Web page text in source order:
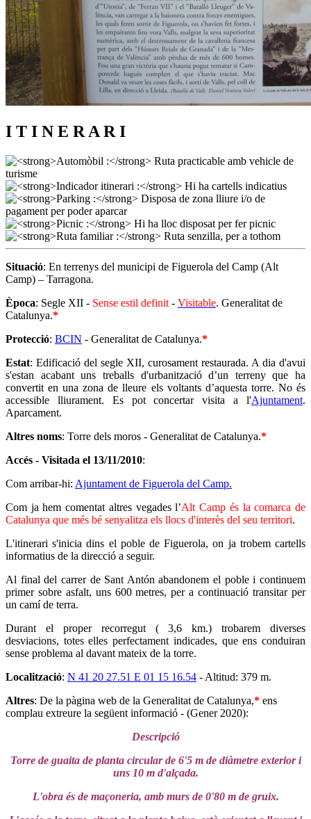
I T I N E R A R I
Situació: En terrenys del municipi de Figuerola del Camp (Alt
Camp) – Tarragona.
Època: Segle XII - Sense estil definit - Visitable. Generalitat de
Catalunya.*
Protecció: BCIN - Generalitat de Catalunya.*
Estat: Edificació del segle XII, curosament restaurada. A dia d'avui
s'estan acabant uns treballs d'urbanització d’un terreny que ha
convertit en una zona de lleure els voltants d’aquesta torre. No és
accessible lliurament. Es pot concertar visita a l'Ajuntament.
Aparcament.
Altres noms: Torre dels moros - Generalitat de Catalunya.*
Accés - Visitada el 13/11/2010:
Com arribar-hi: Ajuntament de Figuerola del Camp.
Com ja hem comentat altres vegades l’Alt Camp és la comarca de
Catalunya que més bé senyalitza els llocs d'interès del seu territori.
L'itinerari s'inicia dins el poble de Figuerola, on ja trobem cartells
informatius de la direcció a seguir.
Al final del carrer de Sant Antón abandonem el poble i continuem
primer sobre asfalt, uns 600 metres, per a continuació transitar per
un camí de terra.
Durant el proper recorregut ( 3,6 km.) trobarem diverses
desviacions, totes elles perfectament indicades, que ens conduiran
sense problema al davant mateix de la torre.
Localització: N 41 20 27.51 E 01 15 16.54 - Altitud: 379 m.
Altres: De la pàgina web de la Generalitat de Catalunya,* ens
complau extreure la següent informació - (Gener 2020):
Descripció
Torre de guaita de planta circular de 6'5 m de diàmetre exterior i
uns 10 m d'alçada.
L'obra és de maçoneria, amb murs de 0'80 m de gruix.